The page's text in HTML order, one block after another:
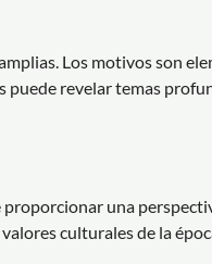
Los motivos son
revelar temas
una
culturales de la